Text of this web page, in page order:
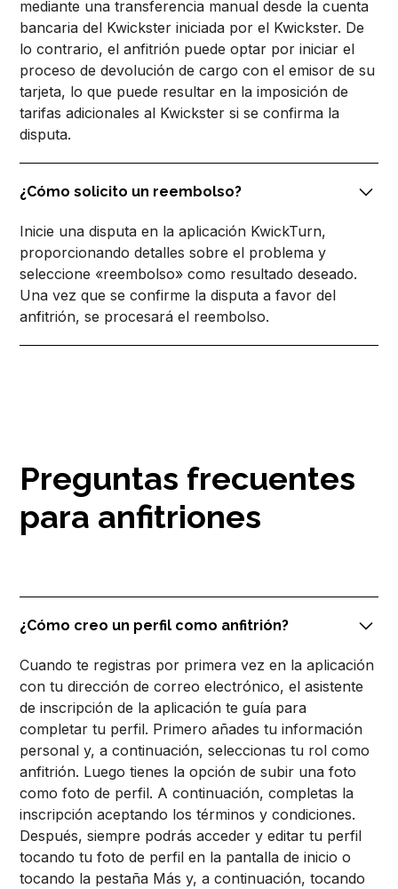
mediante una transferencia manual desde la cuenta
bancaria del Kwickster iniciada por el Kwickster. De
lo contrario, el anfitrión puede optar por iniciar el
proceso de devolución de cargo con el emisor de su
tarjeta, lo que puede resultar en la imposición de
tarifas adicionales al Kwickster si se confirma la
disputa.
¿Cómo solicito un reembolso?
Inicie una disputa en la aplicación KwickTurn,
proporcionando detalles sobre el problema y
seleccione «reembolso» como resultado deseado.
Una vez que se confirme la disputa a favor del
anfitrión, se procesará el reembolso.
Preguntas frecuentes
para anfitriones
¿Cómo creo un perfil como anfitrión?
Cuando te registras por primera vez en la aplicación
con tu dirección de correo electrónico, el asistente
de inscripción de la aplicación te guía para
completar tu perfil. Primero añades tu información
personal y, a continuación, seleccionas tu rol como
anfitrión. Luego tienes la opción de subir una foto
como foto de perfil. A continuación, completas la
inscripción aceptando los términos y condiciones.
Después, siempre podrás acceder y editar tu perfil
tocando tu foto de perfil en la pantalla de inicio o
tocando la pestaña Más y, a continuación, tocando